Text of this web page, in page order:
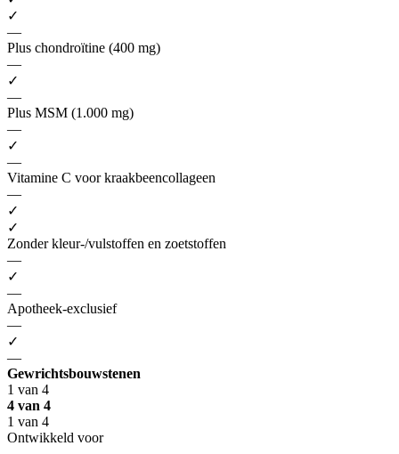
✓
—
Plus chondroïtine (400 mg)
—
✓
—
Plus MSM (1.000 mg)
—
✓
—
Vitamine C voor kraakbeencollageen
—
✓
✓
Zonder kleur-/vulstoffen en zoetstoffen
—
✓
—
Apotheek-exclusief
—
✓
—
Gewrichtsbouwstenen
1 van 4
4 van 4
1 van 4
Ontwikkeld voor